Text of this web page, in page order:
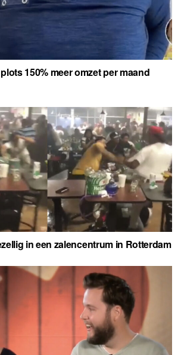
150% meer omzet per maand
in een zalencentrum in Rotterdam